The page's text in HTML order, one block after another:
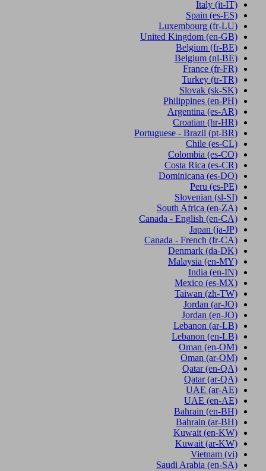
Italy (it-IT)
Spain (es-ES)
Luxembourg (fr-LU)
United Kingdom (en-GB)
Belgium (fr-BE)
Belgium (nl-BE)
France (fr-FR)
Turkey (tr-TR)
Slovak (sk-SK)
Philippines (en-PH)
Argentina (es-AR)
Croatian (hr-HR)
Portuguese - Brazil (pt-BR)
Chile (es-CL)
Colombia (es-CO)
Costa Rica (es-CR)
Dominicana (es-DO)
Peru (es-PE)
Slovenian (sl-SI)
South Africa (en-ZA)
Canada - English (en-CA)
Japan (ja-JP)
Canada - French (fr-CA)
Denmark (da-DK)
Malaysia (en-MY)
India (en-IN)
Mexico (es-MX)
Taiwan (zh-TW)
Jordan (ar-JO)
Jordan (en-JO)
Lebanon (ar-LB)
Lebanon (en-LB)
Oman (en-OM)
Oman (ar-OM)
Qatar (en-QA)
Qatar (ar-QA)
UAE (ar-AE)
UAE (en-AE)
Bahrain (en-BH)
Bahrain (ar-BH)
Kuwait (en-KW)
Kuwait (ar-KW)
Vietnam (vi)
Saudi Arabia (en-SA)